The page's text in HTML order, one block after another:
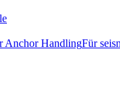
Anchor HandlingFür